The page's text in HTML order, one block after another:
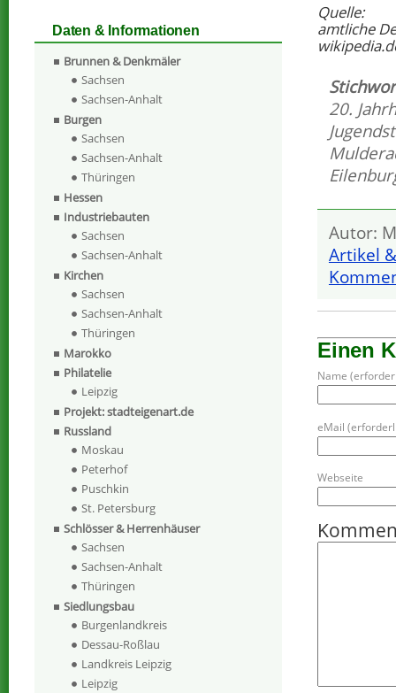
Quelle:
amtliche
20.
Autor:
Artikel
Einen
Name
eMail
Webseite
Daten & Informationen
Brunnen & Denkmäler
Sachsen
Sachsen-Anhalt
Burgen
Sachsen
Sachsen-Anhalt
Thüringen
Hessen
Industriebauten
Sachsen
Sachsen-Anhalt
Kirchen
Sachsen
Sachsen-Anhalt
Thüringen
Marokko
Philatelie
Leipzig
Projekt: stadteigenart.de
Russland
Moskau
Peterhof
Puschkin
St. Petersburg
Schlösser & Herrenhäuser
Sachsen
Sachsen-Anhalt
Thüringen
Siedlungsbau
Burgenlandkreis
Dessau-Roßlau
Landkreis Leipzig
Leipzig